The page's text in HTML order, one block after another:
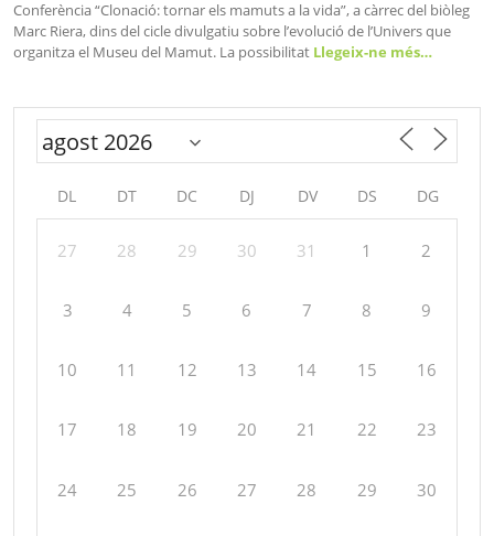
Conferència “Clonació: tornar els mamuts a la vida”, a càrrec del biòleg
Marc Riera, dins del cicle divulgatiu sobre l’evolució de l’Univers que
organitza el Museu del Mamut. La possibilitat Llegeix-ne més…
DL DT DC DJ DV DS DG
27 28 29 30 31 1 2
3 4 5 6 7 8 9
10 11 12 13 14 15 16
17 18 19 20 21 22 23
24 25 26 27 28 29 30